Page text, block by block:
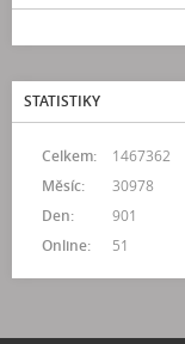
STATISTIKY
Online: 51
Celkem:
1467362
Měsíc:
30978
Den:
901